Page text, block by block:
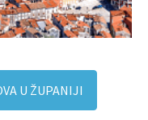
U ŽUPANIJI